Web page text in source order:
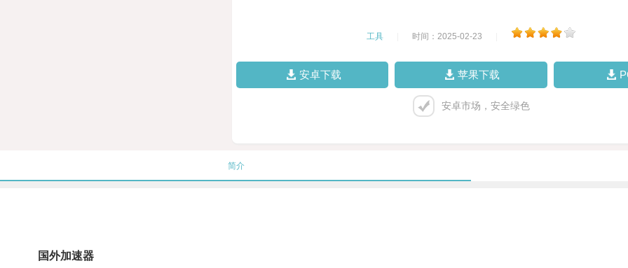
工具 时间：2025-02-23
安卓下载 苹果下载
安卓市场，安全绿色
简介
国外加速器